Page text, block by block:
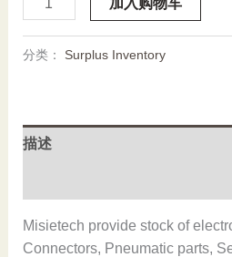
POWER2H
6374,New
stock
加入购物车
分类： Surplus Inventory
描述
Misietech provide stock of
Connectors, Pneumatic parts,